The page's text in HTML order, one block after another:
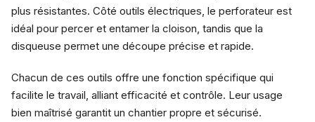
plus résistantes. Côté outils électriques, le perforateur est
idéal pour percer et entamer la cloison, tandis que la
disqueuse permet une découpe précise et rapide.
Chacun de ces outils offre une fonction spécifique qui
facilite le travail, alliant efficacité et contrôle. Leur usage
bien maîtrisé garantit un chantier propre et sécurisé.